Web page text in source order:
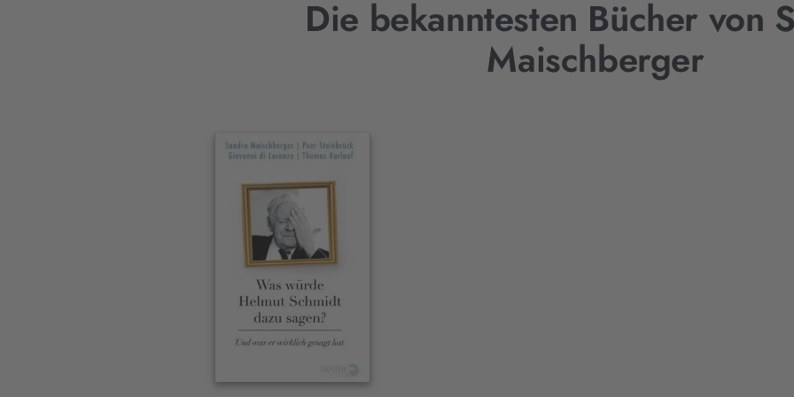
Die bekanntesten Bücher von
Maischberger
Interaktives